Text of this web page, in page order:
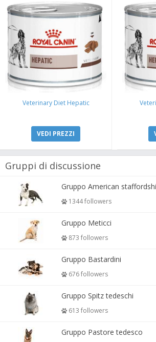
Veterinary Diet Hepatic
VEDI PREZZI
Gruppi di discussione
1344 followers
Gruppo Meticci
873 followers
Gruppo Bastardini
676 followers
Gruppo Spitz tedeschi
613 followers
Gruppo Pastore tedesco